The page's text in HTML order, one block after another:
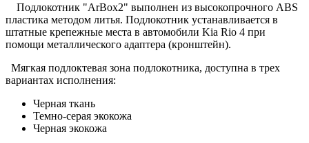
Подлокотник "ArBox2" выполнен из высокопрочного ABS
пластика методом литья. Подлокотник устанавливается в
штатные крепежные места в автомобили Kia Rio 4 при
помощи металлического адаптера (кронштейн).
Мягкая подлоктевая зона подлокотника, доступна в трех
вариантах исполнения:
Черная ткань
Темно-серая экокожа
Черная экокожа